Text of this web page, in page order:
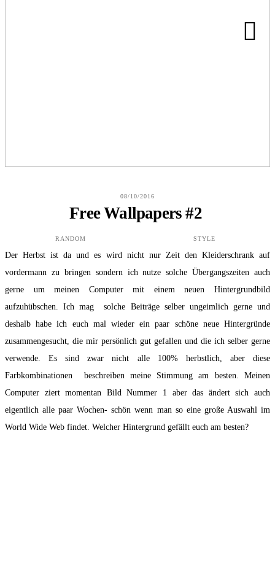
KONTAKT
08/10/2016
Free Wallpapers #2
RANDOM STYLE
Der Herbst ist da und es wird nicht nur Zeit den Kleiderschrank auf
vordermann zu bringen sondern ich nutze solche Übergangszeiten auch
gerne um meinen Computer mit einem neuen Hintergrundbild
aufzuhübschen. Ich mag solche Beiträge selber ungeimlich gerne und
deshalb habe ich euch mal wieder ein paar schöne neue Hintergründe
zusammengesucht, die mir persönlich gut gefallen und die ich selber gerne
verwende. Es sind zwar nicht alle 100% herbstlich, aber diese
Farbkombinationen beschreiben meine Stimmung am besten. Meinen
Computer ziert momentan Bild Nummer 1 aber das ändert sich auch
eigentlich alle paar Wochen- schön wenn man so eine große Auswahl im
World Wide Web findet. Welcher Hintergrund gefällt euch am besten?